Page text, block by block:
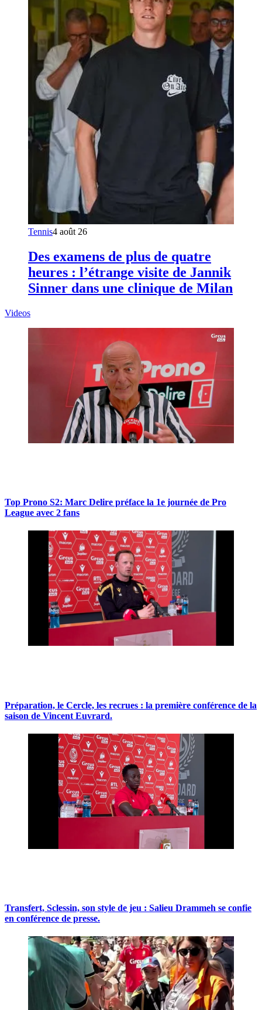
Tennis4 août 26
Des examens de plus de quatre
heures : l’étrange visite de Jannik
Sinner dans une clinique de Milan
Videos
Top Prono S2: Marc Delire préface la 1e journée de Pro
League avec 2 fans
Préparation, le Cercle, les recrues : la première conférence de la
saison de Vincent Euvrard.
Transfert, Sclessin, son style de jeu : Salieu Drammeh se confie
en conférence de presse.